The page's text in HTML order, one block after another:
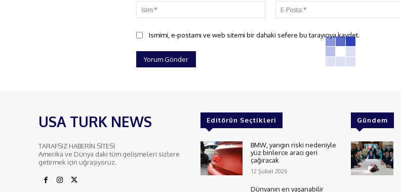
İsim:*
Ismimi, e-postamı ve web sitemi bir dahaki sefere bu tarayıcıya kaydet.
USA TURK NEWS
TARAFSIZ HABERİN SİTESİ
Amerika ve Dünya daki tüm gelişmeleri sizlere
getirmek için uğraşıyoruz.
Editörün Seçtikleri
BMW, yangın riski nedeniyle
yüz binlerce aracı geri
çağıracak
12 Şubat 2026
Dünyanın en yaşanabilir
Gündem